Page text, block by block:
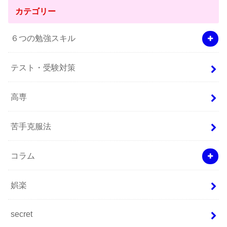
カテゴリー
６つの勉強スキル
テスト・受験対策
高専
苦手克服法
コラム
娯楽
secret